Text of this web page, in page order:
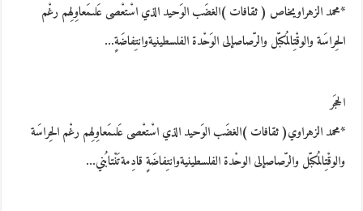
*محمد الزهراويخاص ( ثقافات )الغضَب الوَحيد الذي اسْتعْصى عَلىمَعاوِلِهم رغْم
الحِراسَة والوقْتِالمُكبّل والرّصاصإلى الوَحْدة الفلسطينيةوانتِفاضَةٍ…
الحجَر
*محمد الزهراوي( ثقافات )الغضَب الوَحيد الذي اسْتعْصى عَلىمَعاوِلِهم رغْم الحِراسَة
والوقْتِالمُكبّل والرّصاصإلى الوحْدة الفلسطينيةوانتِفاضَةٍ قادِمةتَنْتابُني…